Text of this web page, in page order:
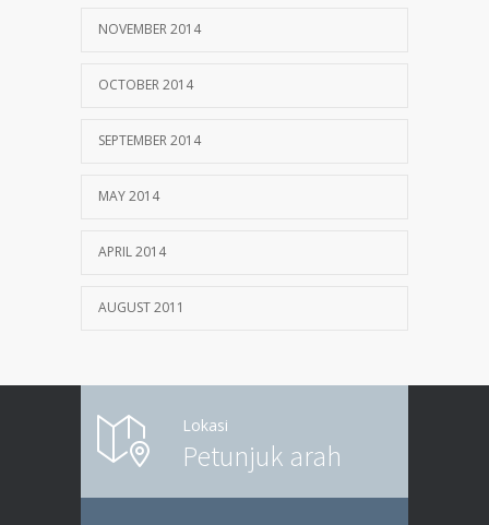
NOVEMBER 2014
OCTOBER 2014
SEPTEMBER 2014
MAY 2014
APRIL 2014
AUGUST 2011
Lokasi
Petunjuk arah